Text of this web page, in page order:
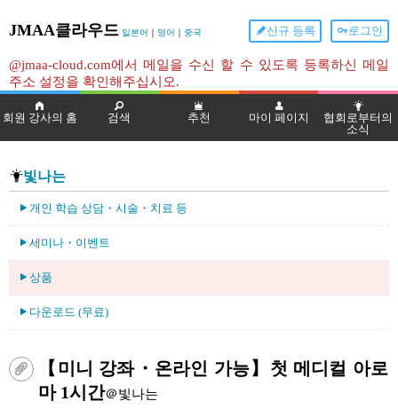
JMAA클라우드 일본어 ｜ 영어 ｜ 중국 로그인
신규 등록
@jmaa-cloud.com에서 메일을 수신 할 수 있도록 등록하신 메일
주소 설정을 확인해주십시오.
회원 강사의 홈 검색 추천 마이 페이지
협회로부터의
소식
빛나는
개인 학습 상담・시술・치료 등
세미나・이벤트
상품
다운로드 (무료)
【미니 강좌・온라인 가능】첫 메디컬 아로
마 1시간＠빛나는